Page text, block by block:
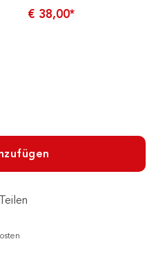
€ 38,00*
Teilen